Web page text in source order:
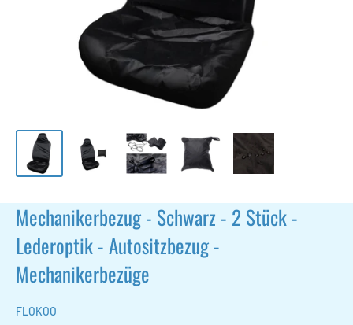
Mechanikerbezug - Schwarz - 2 Stück -
Lederoptik - Autositzbezug -
Mechanikerbezüge
FLOKOO